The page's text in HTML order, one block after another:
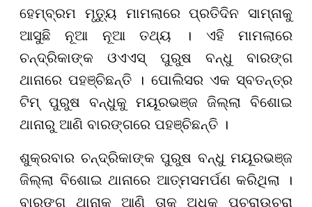
ହେମ୍ବ୍ରମ ମୃତ୍ୟୁ ମାମଲାରେ ପ୍ରତିଦିନ ସାମ୍ନାକୁ
ଆସୁଛି ନୂଆ ନୂଆ ତଥ୍ୟ । ଏହି ମାମଲାରେ
ଚନ୍ଦ୍ରିକାଙ୍କ ଓଏଏସ୍ ପୁରୁଷ ବନ୍ଧୁ ବାରଙ୍ଗ
ଥାନାରେ ପହଞ୍ଚିଛନ୍ତି । ପୋଲିସର ଏକ ସ୍ବତନ୍ତ୍ର
ଟିମ୍ ପୁରୁଷ ବନ୍ଧୁକୁ ମୟୂରଭଞ୍ଜ ଜିଲ୍ଲା ବିଶୋଇ
ଥାନାରୁ ଆଣି ବାରଙ୍ଗରେ ପହଞ୍ଚିଛନ୍ତି ।
ଶୁକ୍ରବାର ଚନ୍ଦ୍ରିକାଙ୍କ ପୁରୁଷ ବନ୍ଧୁ ମୟୂରଭଞ୍ଜ
ଜିଲ୍ଲା ବିଶୋଇ ଥାନାରେ ଆତ୍ମସମର୍ପଣ କରିଥିଲା ।
ବାରଙ୍ଗ ଥାନାକୁ ଆଣି ତାକୁ ଅଧିକ ପଚରାଉଚରା